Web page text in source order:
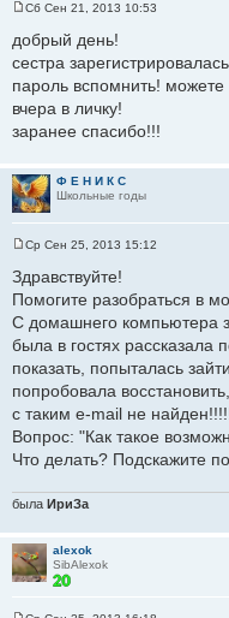
о
б
е
н
е
Сб Сен 21, 2013 10:53
добрый день!
сестра
пароль вспомнить!
вчера в личку!
заранее спасибо!!!
Ф Е Н И К С
Школьные годы
о
б
е
н
е
Ср Сен 25, 2013 15:12
Здравствуйте!
Помогите разобраться в
С домашнего компьютера
была в гостях рассказала
показать, попыталась
попробовала
с таким е-mail не
Вопрос: "Как такое
Что делать? Подскажите
была ИриЗа
alexok
SibAlexok